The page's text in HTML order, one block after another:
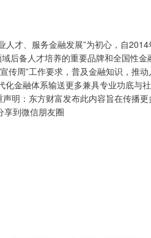
才、服务金融发展”为初心，自
后备人才培养的重要品牌和全国性金
传周”工作要求，普及金融知识，推
金融体系输送更多兼具专业功底与
明：东方财富发布此内容旨在传播更
享到微信朋友圈